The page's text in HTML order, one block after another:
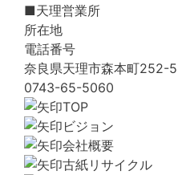
■天理営業所
所在地
電話番号
奈良県天理市森本町252-5
0743-65-5060
TOP
ビジョン
会社概要
古紙リサイクル